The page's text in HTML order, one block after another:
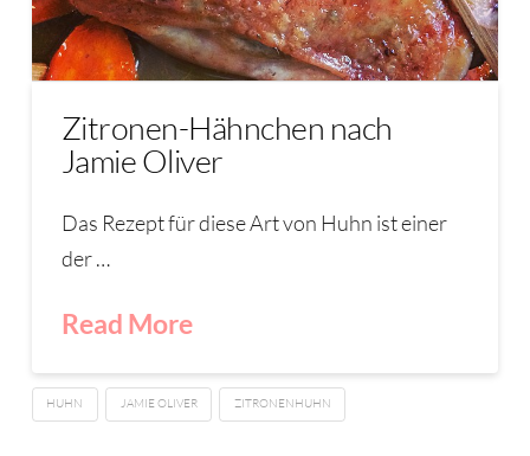
Zitronen-Hähnchen nach
Jamie Oliver
Das Rezept für diese Art von Huhn ist einer
der …
Read More
HUHN JAMIE OLIVER ZITRONENHUHN